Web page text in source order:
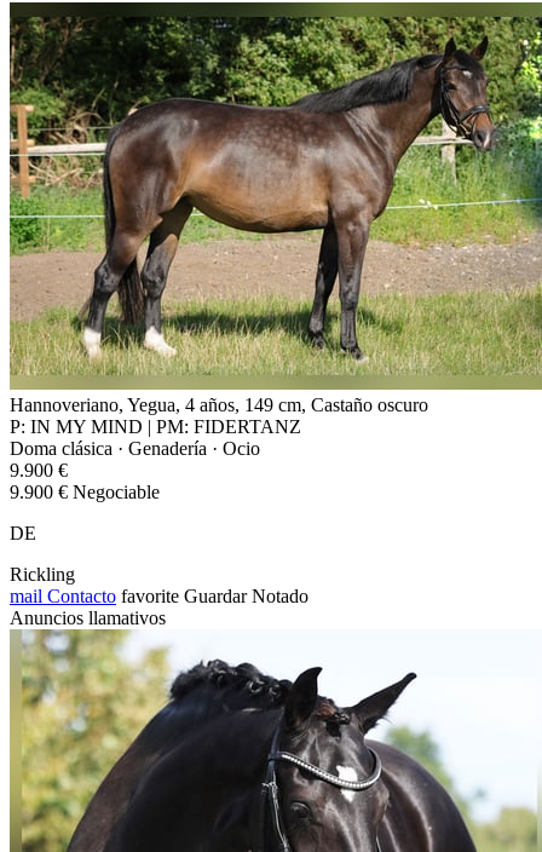
Hannoveriano, Yegua, 4 años, 149 cm, Castaño oscuro
P: IN MY MIND | PM: FIDERTANZ
Doma clásica · Genadería · Ocio
9.900 €
9.900 € Negociable
DE
Rickling
mail Contacto favorite Guardar Notado
Anuncios llamativos